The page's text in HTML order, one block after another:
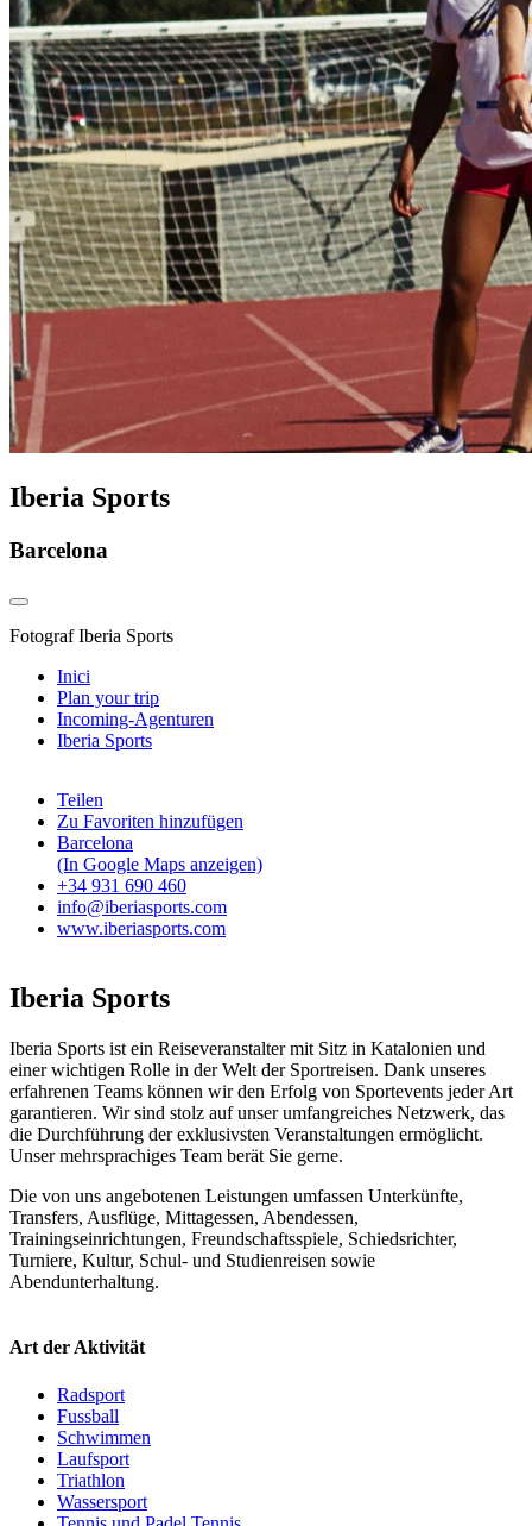
Iberia Sports
Barcelona
FotografIberia Sports
Inici
Plan your trip
Incoming-Agenturen
Iberia Sports
Teilen
Zu Favoriten hinzufügen
Barcelona
(In Google Maps anzeigen)
+34 931 690 460
info@iberiasports.com
www.iberiasports.com
Iberia Sports
Iberia Sports ist ein Reiseveranstalter mit Sitz in Katalonien und
einer wichtigen Rolle in der Welt der Sportreisen. Dank unseres
erfahrenen Teams können wir den Erfolg von Sportevents jeder Art
garantieren. Wir sind stolz auf unser umfangreiches Netzwerk, das
die Durchführung der exklusivsten Veranstaltungen ermöglicht.
Unser mehrsprachiges Team berät Sie gerne.
Die von uns angebotenen Leistungen umfassen Unterkünfte,
Transfers, Ausflüge, Mittagessen, Abendessen,
Trainingseinrichtungen, Freundschaftsspiele, Schiedsrichter,
Turniere, Kultur, Schul- und Studienreisen sowie
Abendunterhaltung.
Art der Aktivität
Radsport
Fussball
Schwimmen
Laufsport
Triathlon
Wassersport